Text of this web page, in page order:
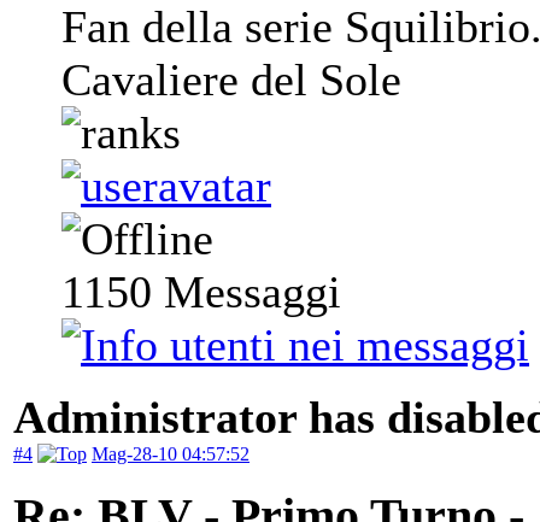
Fan della serie
Cavaliere del Sole
1150 Messaggi
Administrator has
#4 Mag-28-10 04:57:52